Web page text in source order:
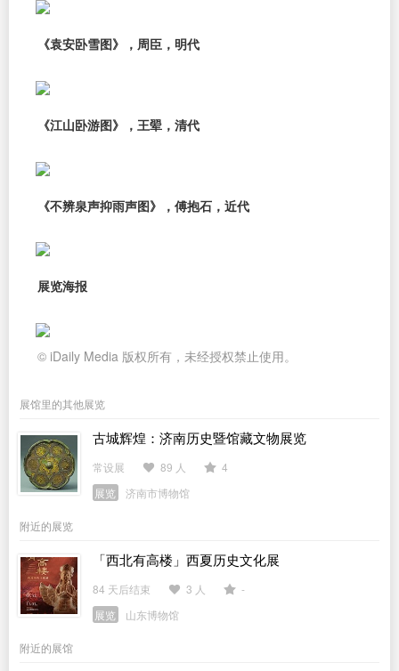
《袁安卧雪图》，周臣，明代
《江山卧游图》，王翚，清代
《不辨泉声抑雨声图》，傅抱石，近代
展览海报
© iDaily Media 版权所有，未经授权禁止使用。
展馆里的其他展览
古城辉煌：济南历史暨馆藏文物展览
常设展 89 人
4
展览
济南市博物馆
附近的展览
「西北有高楼」西夏历史文化展
84 天后结束 3 人
-
展览
山东博物馆
附近的展馆